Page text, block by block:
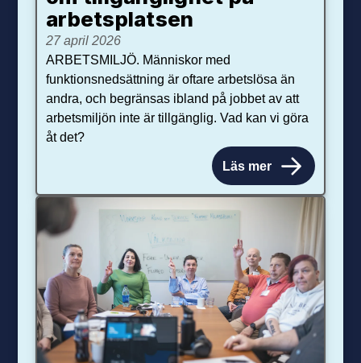
arbetsplatsen
27 april 2026
ARBETSMILJÖ. Människor med
funktionsnedsättning är oftare arbetslösa än
andra, och begränsas ibland på jobbet av att
arbetsmiljön inte är tillgänglig. Vad kan vi göra
åt det?
Läs mer